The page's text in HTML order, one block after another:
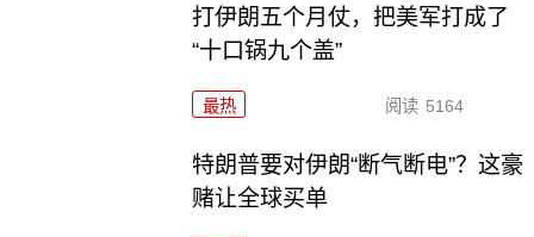
打伊朗五个月仗，把美军打成了
“十口锅九个盖”
最热 阅读 5164
特朗普要对伊朗“断气断电”？这豪
赌让全球买单